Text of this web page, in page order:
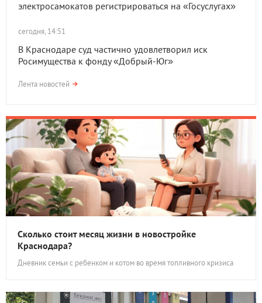
электросамокатов регистрироваться на «Госуслугах»
сегодня, 14:51
В Краснодаре суд частично удовлетворил иск
Росимущества к фонду «Добрый-Юг»
Лента новостей
Сколько стоит месяц жизни в новостройке
Краснодара?
Дневник семьи с ребенком и котом во время топливного кризиса